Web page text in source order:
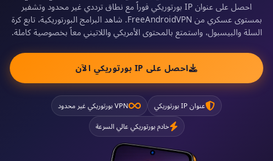
احصل على عنوان IP بورتوريكي فوراً مع نطاق ترددي غير محدود وتشفير
بمستوى عسكري من FreeAndroidVPN. شاهد البرامج البورتوريكية، تابع كرة
السلة والبيسبول، واستمتع بالمحتوى الأمريكي واللاتيني معاً بخصوصية كاملة.
احصل على IP بورتوريكي الآن
عنوان IP بورتوريكي VPN بورتوريكي غير محدود
خادم بورتوريكي عالي السرعة